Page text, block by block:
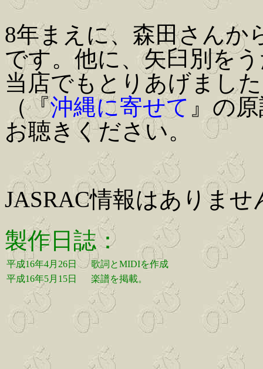
8年まえに、森田さんか
です。他に、矢臼別を
当店でもとりあげまし
（『沖縄に寄せて 』の
お聴きください。
JASRAC情報はありませ
製作日誌：
平成16年4月26日
歌詞とMIDIを作成
平成16年5月15日
楽譜を掲載。